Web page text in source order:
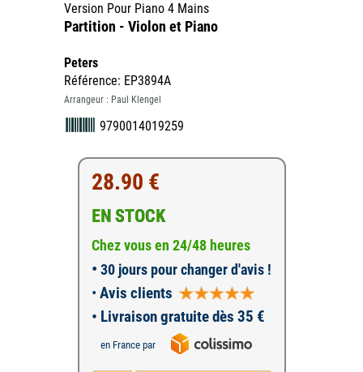
Version Pour Piano 4 Mains
Partition - Violon et Piano
Peters
Référence: EP3894A
Arrangeur : Paul Klengel
9790014019259
28.90 €
EN STOCK
Chez vous en 24/48 heures
• 30 jours pour changer d'avis !
• Avis clients
• Livraison gratuite dès 35 €
en France par